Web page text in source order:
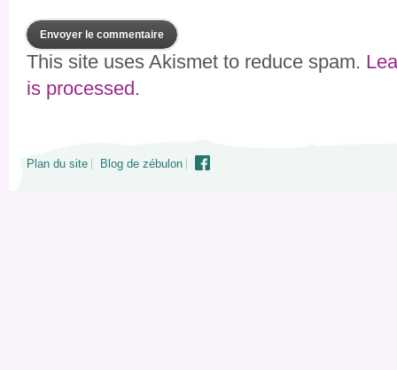
This site uses Akismet to reduce spam.
is processed.
Plan du site Blog de zébulon